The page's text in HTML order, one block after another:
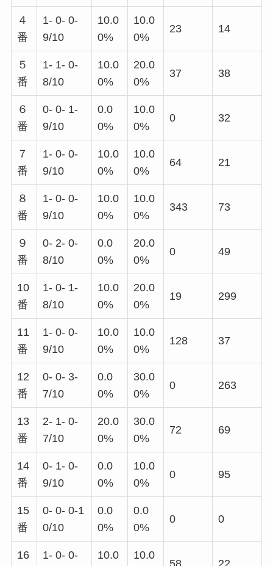
４
番
1- 0- 0-
9/10
10.0
0%
10.0
0%
23 14
５
番
1- 1- 0-
8/10
10.0
0%
20.0
0%
37 38
６
番
0- 0- 1-
9/10
0.0
0%
10.0
0%
0 32
７
番
1- 0- 0-
9/10
10.0
0%
10.0
0%
64 21
８
番
1- 0- 0-
9/10
10.0
0%
10.0
0%
343 73
９
番
0- 2- 0-
8/10
0.0
0%
20.0
0%
0 49
10
番
1- 0- 1-
8/10
10.0
0%
20.0
0%
19 299
11
番
1- 0- 0-
9/10
10.0
0%
10.0
0%
128 37
12
番
0- 0- 3-
7/10
0.0
0%
30.0
0%
0 263
13
番
2- 1- 0-
7/10
20.0
0%
30.0
0%
72 69
14
番
0- 1- 0-
9/10
0.0
0%
10.0
0%
0 95
15
番
0- 0- 0-1
0/10
0.0
0%
0.0
0%
0 0
16
1- 0- 0-
10.0
10.0